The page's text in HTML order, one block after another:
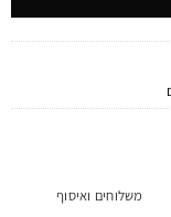
משלוחים ואיסוף